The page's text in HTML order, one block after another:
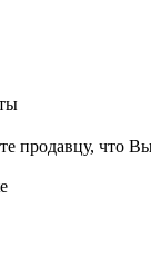
продавцу, что